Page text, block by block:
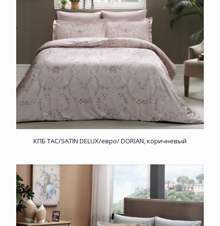
КПБ TAC/SATIN DELUX/евро/ DORIAN, коричневый